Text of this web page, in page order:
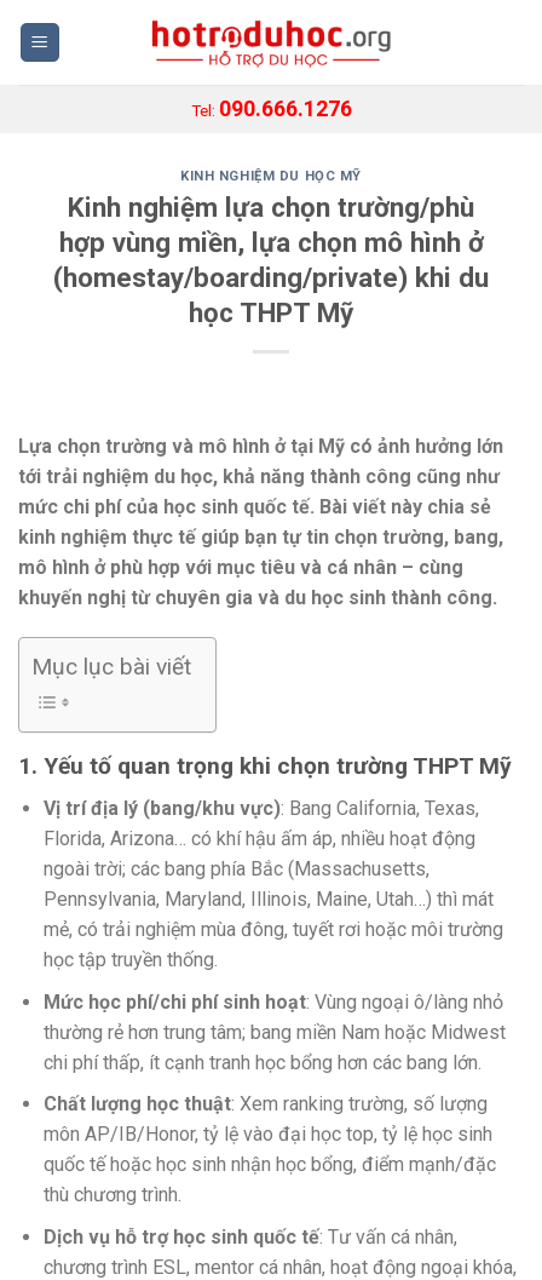
Tel: 090.666.1276
KINH NGHIỆM DU HỌC MỸ
Kinh nghiệm lựa chọn trường/phù
hợp vùng miền, lựa chọn mô hình ở
(homestay/boarding/private) khi du
học THPT Mỹ
Lựa chọn trường và mô hình ở tại Mỹ có ảnh hưởng lớn
tới trải nghiệm du học, khả năng thành công cũng như
mức chi phí của học sinh quốc tế. Bài viết này chia sẻ
kinh nghiệm thực tế giúp bạn tự tin chọn trường, bang,
mô hình ở phù hợp với mục tiêu và cá nhân – cùng
khuyến nghị từ chuyên gia và du học sinh thành công.
Mục lục bài viết
1. Yếu tố quan trọng khi chọn trường THPT Mỹ
Vị trí địa lý (bang/khu vực): Bang California, Texas,
Florida, Arizona… có khí hậu ấm áp, nhiều hoạt động
ngoài trời; các bang phía Bắc (Massachusetts,
Pennsylvania, Maryland, Illinois, Maine, Utah…) thì mát
mẻ, có trải nghiệm mùa đông, tuyết rơi hoặc môi trường
học tập truyền thống.
Mức học phí/chi phí sinh hoạt: Vùng ngoại ô/làng nhỏ
thường rẻ hơn trung tâm; bang miền Nam hoặc Midwest
chi phí thấp, ít cạnh tranh học bổng hơn các bang lớn.
Chất lượng học thuật: Xem ranking trường, số lượng
môn AP/IB/Honor, tỷ lệ vào đại học top, tỷ lệ học sinh
quốc tế hoặc học sinh nhận học bổng, điểm mạnh/đặc
thù chương trình.
Dịch vụ hỗ trợ học sinh quốc tế: Tư vấn cá nhân,
chương trình ESL, mentor cá nhân, hoạt động ngoại khóa,